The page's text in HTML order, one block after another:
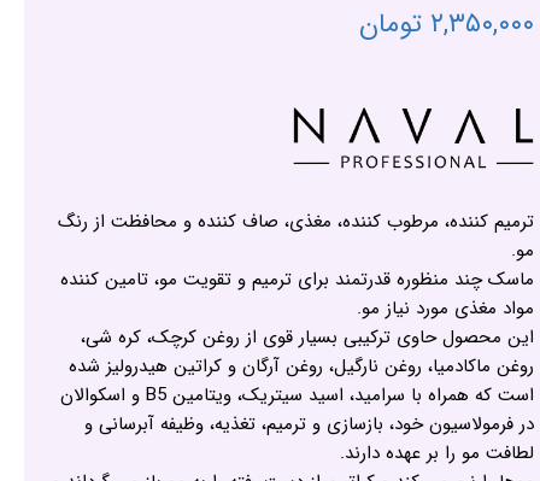
۲,۳۵۰,۰۰۰ تومان
ترمیم کننده، مرطوب کننده، مغذی، صاف کننده و محافظت از رنگ
مو.
ماسک چند منظوره قدرتمند برای ترمیم و تقویت مو، تامین کننده
مواد مغذی مورد نیاز مو.
این محصول حاوی ترکیبی بسیار قوی از روغن کرچک، کره شی،
روغن ماکادمیا، روغن نارگیل، روغن آرگان و کراتین هیدرولیز شده
است که همراه با سرامید، اسید سیتریک، ویتامین B5 و اسکوالان
در فرمولاسیون خود، بازسازی و ترمیم، تغذیه، وظیفه آبرسانی و
لطافت مو را بر عهده دارند.